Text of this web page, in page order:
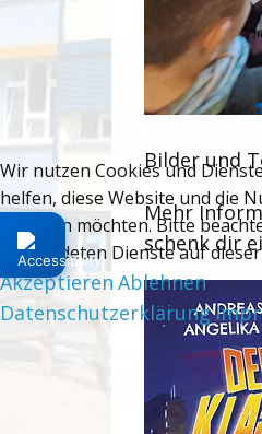
Bilder und
Mehr
schenk dir
Wir nutzen Cookies und
helfen, diese Website und die
zulassen möchten. Bitte
verwendeten Dienste auf
Akzeptieren Ablehnen
Datenschutzerklärung